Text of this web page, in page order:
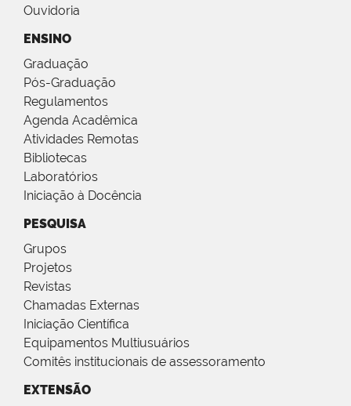
Ouvidoria
ENSINO
Graduação
Pós-Graduação
Regulamentos
Agenda Acadêmica
Atividades Remotas
Bibliotecas
Laboratórios
Iniciação à Docência
PESQUISA
Grupos
Projetos
Revistas
Chamadas Externas
Iniciação Científica
Equipamentos Multiusuários
Comitês institucionais de assessoramento
EXTENSÃO